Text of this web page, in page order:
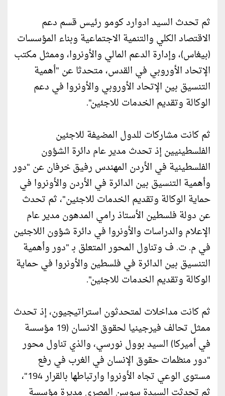
ثم تحدث السيد ادوارد كومو رئيس قسم دعم
الاقتصاد الكلي والتنمية الاجتماعية وبناء المؤسسات
(بيغاس)، وإدارة الدعم المالي والأونروا، وممثل مكتب
الإتحاد الأوروبي في القدس، متحدثا عن "أهمية
التنسيق بين الإتحاد الأوروبي والأونروا في دعم
الوكالة وتقديم الخدمات للاجئين".
ثم كانت مشاركات للدول المضيفة للاجئين
الفلسطينيين إذ تحدث مدير عام دائرة الشؤون
الفلسطينية في الأردن المهندس رفيق خرفان عن "دور
وأهمية التنسيق بين الدائرة في الأردن والأونروا في
حماية الوكالة وتقديم الخدمات للاجئين"، ثم تحدث
عن دولة فلسطين الأستاذ رامي المدهون مدير عام
الإعلام والدراسات والأونروا في دائرة شؤون اللاجئين
في م. ت. ف وتناول المحور المتعلق بـ "دور وأهمية
التنسيق بين الدائرة في فلسطين والأونروا في حماية
الوكالة وتقديم الخدمات للاجئين".
ثم كانت مداخلات لمتحدثون استراتيجيون، إذ تحدث
ممثل تحالف فيرجينيا لحقوق الانسان (19 مؤسسة
في أميركا) السيد بوول نورسي، والذي تناول محور
"دور منظمات حقوق الإنسان في الغرب في رفع
مستوى الوعي تجاه الأونروا وارتباطها بالقرار 194"،